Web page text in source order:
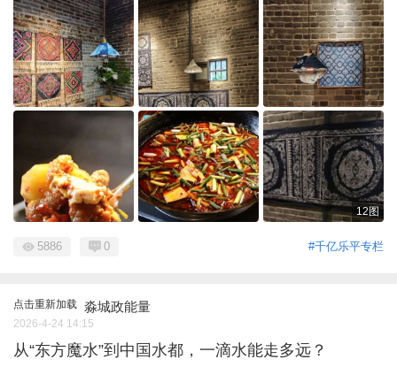
12图
#千亿乐平专栏
5886 0
点击重新加载 淼城政能量
2026-4-24 14:15
从“东方魔水”到中国水都，一滴水能走多远？